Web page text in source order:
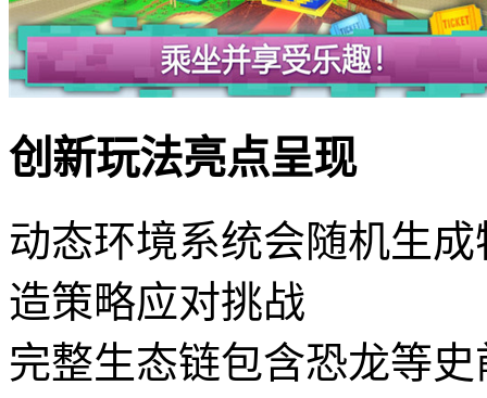
创新玩法亮点呈现
动态环境系统会随机生
造策略应对挑战
完整生态链包含恐龙等